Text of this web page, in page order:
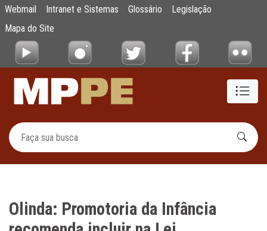
Pular para o Conteúdo principal
Olinda: Promotoria da Infância
Webmail Intranet e Sistemas Glossário
Legislação
Mapa do Site
Olinda: Promotoria da Infância